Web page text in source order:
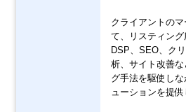
クライアントの
て、リスティング
DSP、SEO、ク
析、サイト改善
グ手法を駆使し
ューションを提供